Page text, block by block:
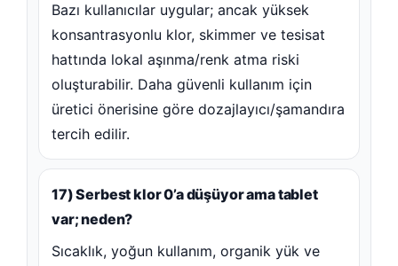
Bazı kullanıcılar uygular; ancak yüksek
konsantrasyonlu klor, skimmer ve tesisat
hattında lokal aşınma/renk atma riski
oluşturabilir. Daha güvenli kullanım için
üretici önerisine göre dozajlayıcı/şamandıra
tercih edilir.
17) Serbest klor 0’a düşüyor ama tablet
var; neden?
Sıcaklık, yoğun kullanım, organik yük ve